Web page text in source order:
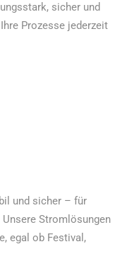
sicher und
Prozesse jederzeit
und sicher – für
Unsere Stromlösungen
egal ob Festival,